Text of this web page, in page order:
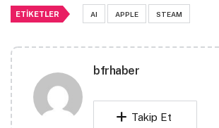
Windows 11
kullanımını
edebilecekler
ETIKETLER AI APPLE STEAM
bfrhaber
Takip Et